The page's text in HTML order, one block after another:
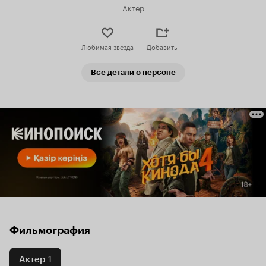
Актер
Любимая звезда Добавить
Все детали о персоне
Фильмография
Актер 1